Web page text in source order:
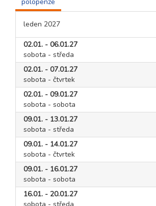
leden 2027
02.01. - 06.01.27
sobota - středa
02.01. - 07.01.27
sobota - čtvrtek
02.01. - 09.01.27
sobota - sobota
09.01. - 13.01.27
sobota - středa
09.01. - 14.01.27
sobota - čtvrtek
09.01. - 16.01.27
sobota - sobota
16.01. - 20.01.27